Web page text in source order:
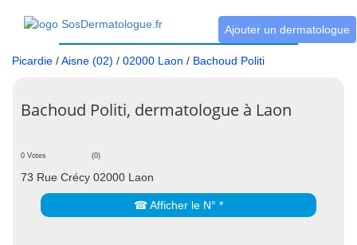
Ajouter un dermatologue
Picardie /Aisne (02) / 02000 Laon / Bachoud Politi
Bachoud Politi, dermatologue à Laon
0 Votes (0)
73 Rue Crécy 02000 Laon
☎ Afficher le N° *